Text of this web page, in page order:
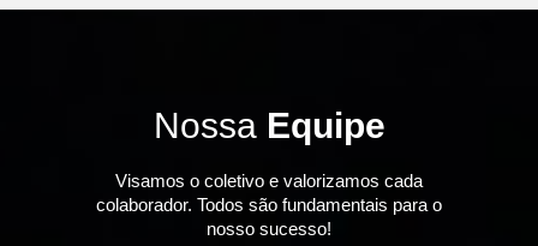
Nossa Equipe
Visamos o coletivo e valorizamos cada
colaborador. Todos são fundamentais para o
nosso sucesso!